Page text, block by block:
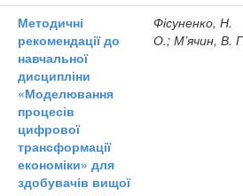
Методичні
рекомендації до
навчальної
дисципліни
«Моделювання
процесів
цифрової
трансформації
економіки» для
здобувачів вищої
Фісуненко, Н.
О.; М’ячин, В.